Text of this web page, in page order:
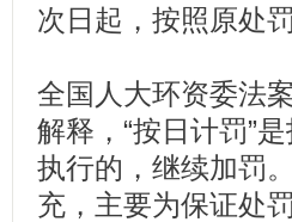
次日起，按照原处
全国人大环资委法
解释，“按日计罚”
执行的，继续加罚
充，主要为保证处